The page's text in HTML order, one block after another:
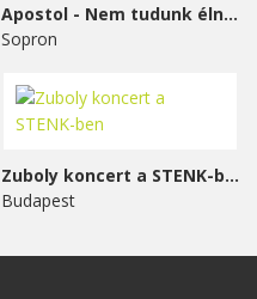
Apostol - Nem tudunk élni...
Sopron
Zuboly koncert a STENK-ben
Budapest